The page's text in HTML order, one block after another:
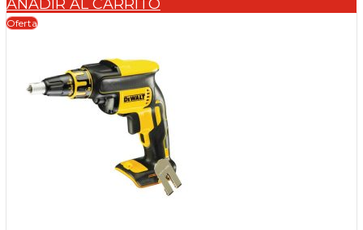
204,39 €.157,06 €.
AÑADIR AL CARRITO
Oferta